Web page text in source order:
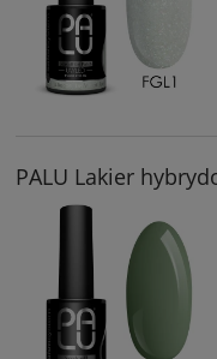
PALU Lakier